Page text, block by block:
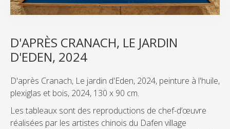
D'APRÈS CRANACH, LE JARDIN
D'EDEN, 2024
D'après Cranach, Le jardin d'Eden, 2024, peinture à l'huile,
plexiglas et bois, 2024, 130 x 90 cm.
Les tableaux sont des reproductions de chef-d’œuvre
réalisées par les artistes chinois du Dafen village